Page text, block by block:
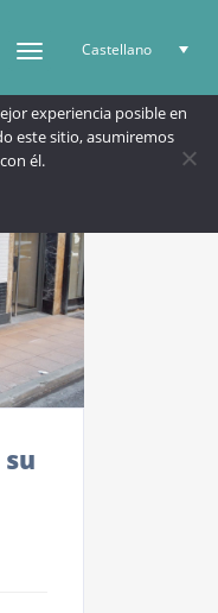
Castellano
experiencia posible en
este sitio, asumiremos
él.